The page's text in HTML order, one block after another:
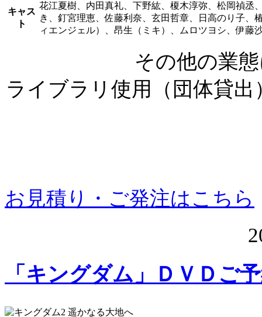
キャス
ト
花江夏樹、内田真礼、下野紘、榎木淳弥、松岡禎丞
き、釘宮理恵、佐藤利奈、玄田哲章、日高のり子、
ィエンジェル）、昂生（ミキ）、ムロツヨシ、伊藤
その他の業
ライブラリ使用（団体貸
お見積り・ご発注はこちら
「キングダム」ＤＶＤご